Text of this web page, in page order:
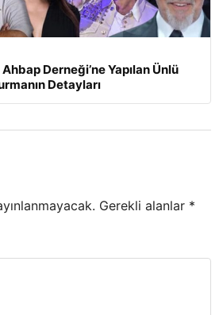
Derneği’ne Yapılan Ünlü
Detayları
Gerekli alanlar *